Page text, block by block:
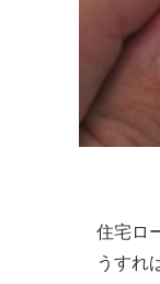
住宅ロ
うすれ